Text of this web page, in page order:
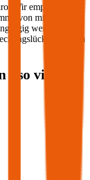
Wir empfehlen für
von mindestens
weniger
auftreten
- so viel